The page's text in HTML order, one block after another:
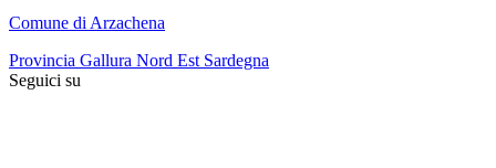
Comune di Arzachena
Provincia Gallura Nord Est Sardegna
Seguici su